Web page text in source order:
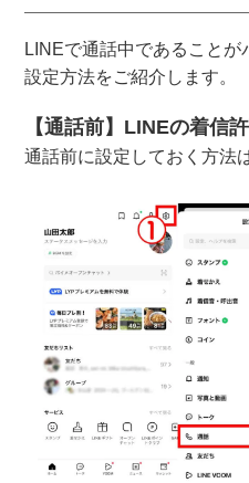
LINEで通話中であること
設定方法をご紹介します。
【通話前】LINEの着信
通話前に設定しておく方法